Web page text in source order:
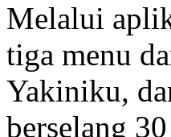
Melalui
tiga menu
Yakiniku,
berselang